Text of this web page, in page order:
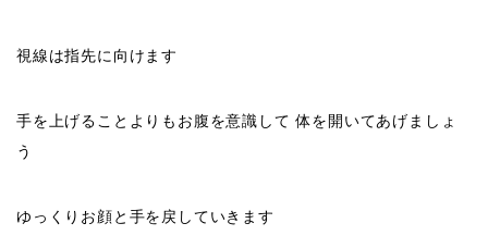
視線は指先に向けます
手を上げることよりもお腹を意識して 体を開いてあげましょ
う
ゆっくりお顔と手を戻していきます